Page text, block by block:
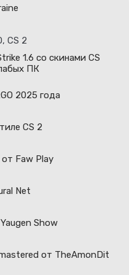
CS 2
1.6 со скинами CS
ПК
2025 года
CS 2
от Faw Play
Net
Show
от TheAmonDit